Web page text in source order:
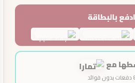
ادفع بالبطاقة
مع
٤ دفعات بدون فوائد